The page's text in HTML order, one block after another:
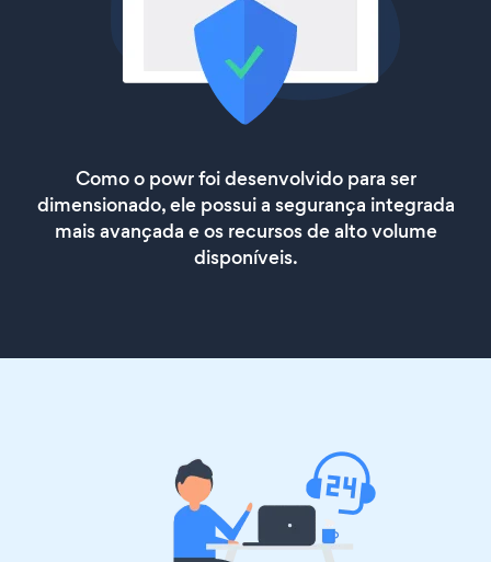
Como o powr foi desenvolvido para ser
dimensionado, ele possui a segurança integrada
mais avançada e os recursos de alto volume
disponíveis.